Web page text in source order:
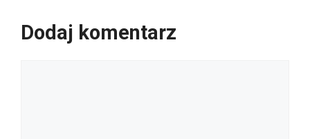
Dodaj komentarz